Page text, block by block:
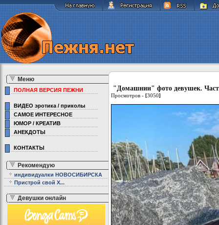
Меню
ПОЛНАЯ ВЕРСИЯ ПЕЖНИ
ВИДЕО эротика / приколы
САМОЕ ИНТЕРЕСНОЕ
ЮМОР / КРЕАТИВ
АНЕКДОТЫ
КОНТАКТЫ
Рекомендую
индивидуалки НОВОСИБИРСКА
Пристрой свой Х...
Девушки онлайн
"Домашнии" фото девушек.
Просмотров - [3050]